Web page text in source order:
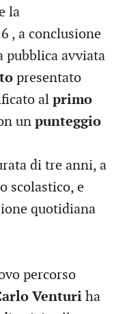
la
, a conclusione
pubblica avviata
presentato
al primo
un punteggio
di tre anni, a
scolastico, e
quotidiana
percorso
Venturi ha